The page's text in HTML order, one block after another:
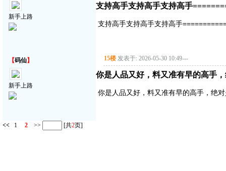
新手上路
支持高手支持高手支持高手
支持高手支持高手支持高手
【码仙】
新手上路
15楼 发表于: 2026-05-30 10:49---
你是人品又好，料又准有早的高手
你是人品又好，料又准有早的高手，绝
<< 1 2 >> [共2页]